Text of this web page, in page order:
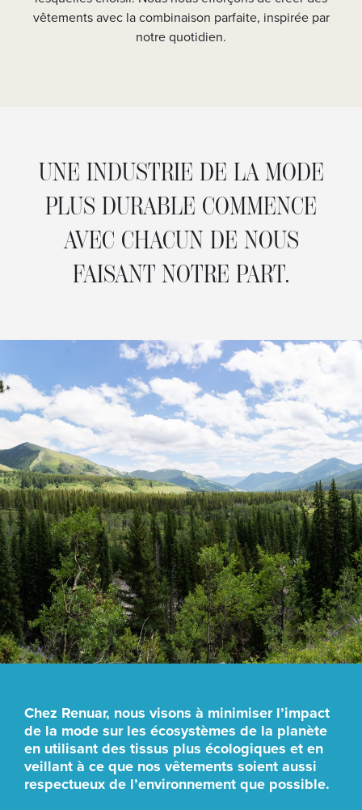
vêtements avec la combinaison parfaite, inspirée par
notre quotidien.
UNE INDUSTRIE DE LA MODE
PLUS DURABLE COMMENCE
AVEC CHACUN DE NOUS
FAISANT NOTRE PART.
Chez Renuar, nous visons à minimiser l’impact
de la mode sur les écosystèmes de la planète
en utilisant des tissus plus écologiques et en
veillant à ce que nos vêtements soient aussi
respectueux de l’environnement que possible.